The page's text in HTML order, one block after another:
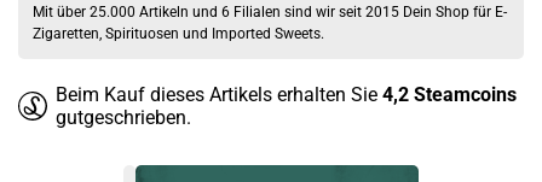
Mit über 25.000 Artikeln und 6 Filialen sind wir seit 2015 Dein Shop für E-
Zigaretten, Spirituosen und Imported Sweets.
Beim Kauf dieses Artikels erhalten Sie 4,2 Steamcoins
gutgeschrieben.